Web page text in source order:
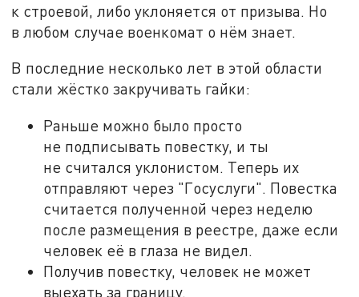
к строевой, либо уклоняется от призыва. Но
в любом случае военкомат о нём знает.
В последние несколько лет в этой области
стали жёстко закручивать гайки:
Раньше можно было просто
не подписывать повестку, и ты
не считался уклонистом. Теперь их
отправляют через "Госуслуги". Повестка
считается полученной через неделю
после размещения в реестре, даже если
человек её в глаза не видел.
Получив повестку, человек не может
выехать за границу.